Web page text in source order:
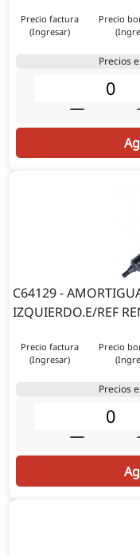
Precio factura
(Ingresar)
Precio
Precios
C64129 -
IZQUIERDO.E/REF
Precio factura
(Ingresar)
Precio
Precios